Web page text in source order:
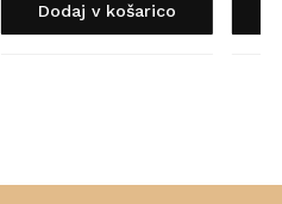
Dodaj v košarico